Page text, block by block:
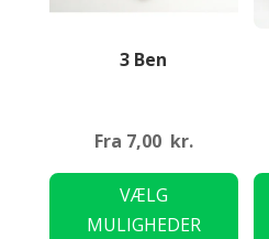
3 Ben
Fra 7,00 kr.
VÆLG
MULIGHEDER